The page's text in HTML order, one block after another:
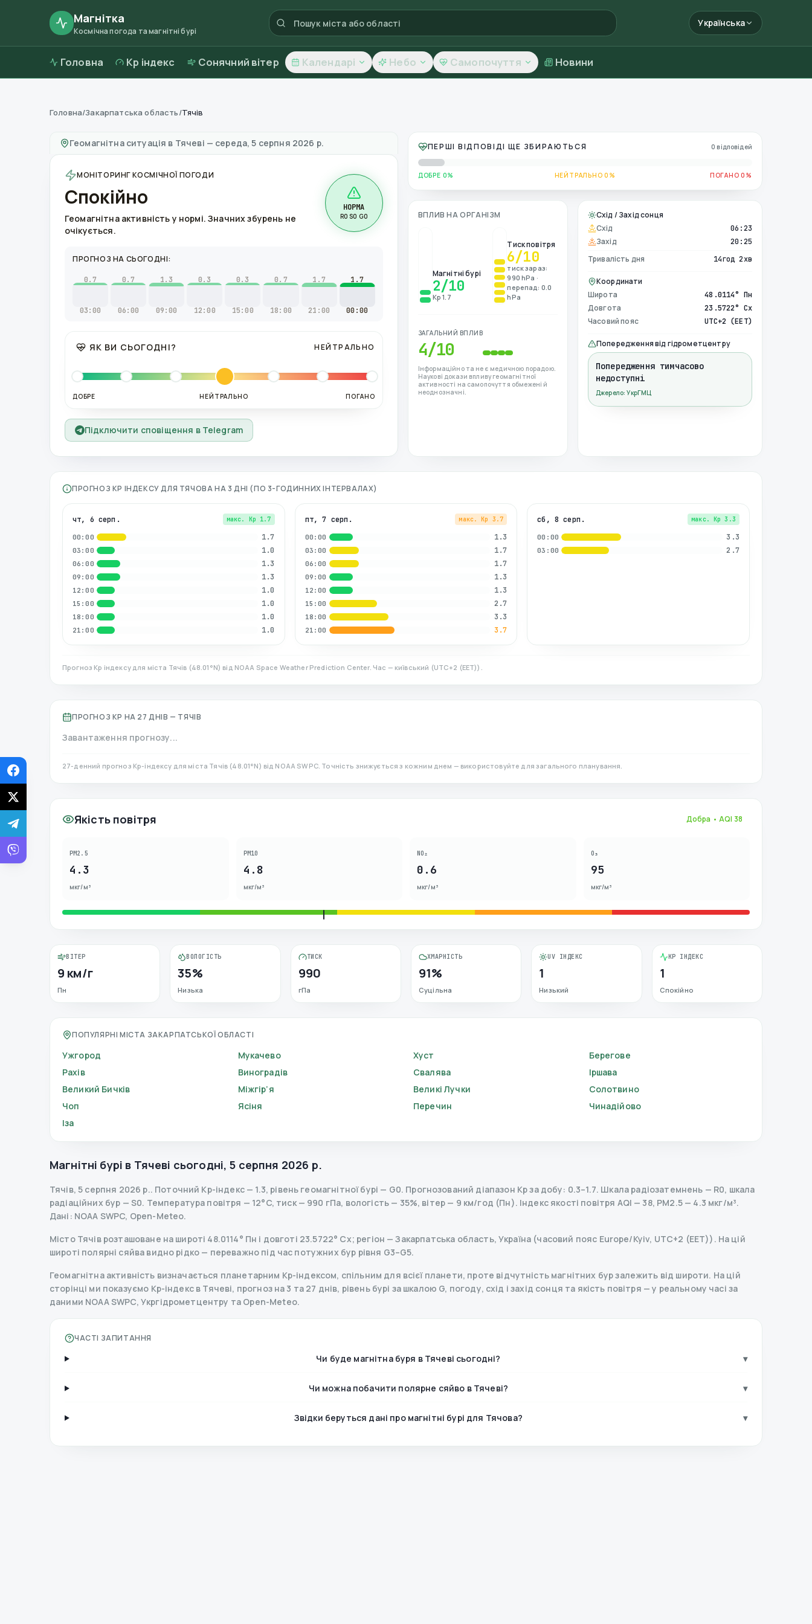
Магнітка
Космічна погода та магнітні бурі
Українська
Головна Kp індекс Сонячний вітер Календарі Небо Самопочуття Новини
Магнітні бурі в Тячеві—погода та якість повітря
Головна/Закарпатська область/Тячів
Геомагнітна ситуація в Тячеві — середа, 5 серпня 2026 р.
МОНІТОРИНГ КОСМІЧНОЇ ПОГОДИ
Спокійно
Геомагнітна активність у нормі. Значних збурень не
очікується.
НОРМА
R0 S0 G0
ПРОГНОЗ НА СЬОГОДНІ:
0.7
03:00
0.7
06:00
1.3
09:00
0.3
12:00
0.3
15:00
0.7
18:00
1.7
21:00
1.7
00:00
ЯК ВИ СЬОГОДНІ? НЕЙТРАЛЬНО
ДОБРЕ НЕЙТРАЛЬНО ПОГАНО
Підключити сповіщення в Telegram
ПЕРШІ ВІДПОВІДІ ЩЕ ЗБИРАЮТЬСЯ 0 відповідей
ДОБРЕ 0% НЕЙТРАЛЬНО 0% ПОГАНО 0%
ВПЛИВ НА ОРГАНІЗМ
Магнітні бурі
2/10
Kp 1.7
Тиск повітря
6/10
тиск зараз:
990 hPa ·
перепад: 0.0
hPa
ЗАГАЛЬНИЙ ВПЛИВ
4/10
Інформаційно та не є медичною порадою.
Наукові докази впливу геомагнітної
активності на самопочуття обмежені й
неоднозначні.
Схід / Захід сонця
Схід
06:23
Захід 20:25
Тривалість дня 14год 2хв
Координати
Широта
48.0114° Пн
Довгота 23.5722° Сх
Часовий пояс UTC+2 (EET)
Попередження від гідрометцентру
Попередження тимчасово
недоступні
Джерело: УкрГМЦ
ПРОГНОЗ KP ІНДЕКСУ ДЛЯ ТЯЧОВАНА 3 ДНІ (ПО 3-ГОДИННИХ ІНТЕРВАЛАХ)
чт, 6 серп. макс. Kp 1.7
00:00 1.7
03:00 1.0
06:00 1.3
09:00 1.3
12:00 1.0
15:00 1.0
18:00 1.0
21:00 1.0
пт, 7 серп. макс. Kp 3.7
00:00 1.3
03:00 1.7
06:00 1.7
09:00 1.3
12:00 1.3
15:00 2.7
18:00 3.3
21:00 3.7
сб, 8 серп. макс. Kp 3.3
00:00 3.3
03:00 2.7
Прогноз Kp індексу для міста Тячів (48.01 °N) від NOAA Space Weather Prediction Center. Час — київський (UTC+2 (EET)).
ПРОГНОЗ KP НА 27 ДНІВ — ТЯЧІВ
Завантаження прогнозу...
27-денний прогноз Kp-індексу для міста Тячів (48.01°N) від NOAA SWPC. Точність знижується з кожним днем — використовуйте для загального планування.
Якість повітря Добра • AQI 38
PM2.5
4.3
мкг/м³
PM10
4.8
мкг/м³
NO₂
0.6
мкг/м³
O₃
95
мкг/м³
ВІТЕР
9 км/г
Пн
ВОЛОГІСТЬ
35%
Низька
ТИСК
990
гПа
ХМАРНІСТЬ
91%
Суцільна
UV ІНДЕКС
1
Низький
KP ІНДЕКС
1
Спокійно
ПОПУЛЯРНІ МІСТА ЗАКАРПАТСЬКОЇ ОБЛАСТІ
Ужгород Мукачево Хуст
Берегове
Рахів
Виноградів Свалява
Іршава
Великий Бичків
Міжгір’я Великі Лучки
Солотвино
Чоп
Ясіня Перечин
Чинадійово
Іза
Магнітні бурі в Тячеві сьогодні, 5 серпня 2026 р.
Тячів,5 серпня 2026 р.. Поточний Kp-індекс— 1.3, рівень геомагнітної бурі — G0. Прогнозований діапазон Kp за добу: 0.3–1.7. Шкала радіозатемнень — R0, шкала
радіаційних бур — S0. Температура повітря — 12°C, тиск — 990 гПа, вологість — 35%, вітер — 9 км/год (Пн). Індекс якості повітря AQI — 38, PM2.5 — 4.3 мкг/м³.
Дані : NOAA SWPC, Open-Meteo.
Місто Тячів розташоване на широті 48.0114° Пн і довготі 23.5722° Сх; регіон — Закарпатська область, Україна (часовий пояс Europe/Kyiv, UTC+2 (EET)). На цій
широті полярні сяйва видно рідко — переважно під час потужних бур рівня G3–G5.
Геомагнітна активність визначається планетарним Kp-індексом, спільним для всієї планети, проте відчутність магнітних бур залежить від широти. На цій
сторінці ми показуємо Kp-індекс в Тячеві, прогноз на 3 та 27 днів, рівень бурі за шкалою G, погоду, схід і захід сонця та якість повітря — у реальному часі за
даними NOAA SWPC, Укргідрометцентру та Open-Meteo.
ЧАСТІ ЗАПИТАННЯ
Чи буде магнітна буря в Тячеві сьогодні? ▾
Чи можна побачити полярне сяйво в Тячеві? ▾
Звідки беруться дані про магнітні бурі для Тячова? ▾